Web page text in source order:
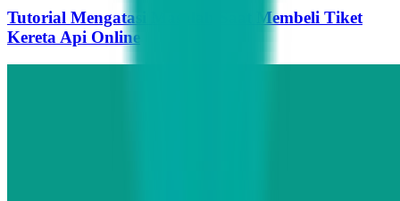
Tutorial Mengatasi Masalah Saat Membeli Tiket
Kereta Api Online